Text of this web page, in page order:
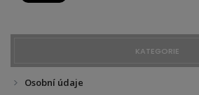
KATEGORIE
Osobní údaje